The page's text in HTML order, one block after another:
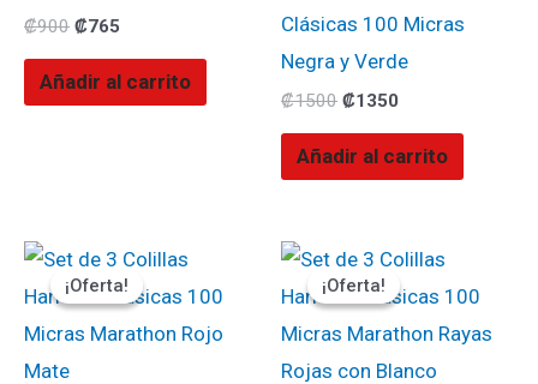
₡900 ₡765
Añadir al carrito
Clásicas 100 Micras
Negra y Verde
₡1500 ₡1350
Añadir al carrito
¡Oferta!
¡Oferta!
El
precio
original
₡900.
El
precio
actual
₡765.
¡Oferta!
¡Oferta!
El
precio
original
₡900.
El
precio
actual
₡765.